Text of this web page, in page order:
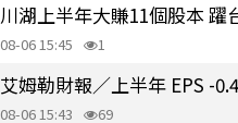
川湖上半年大賺11個股本 躍
08-06 15:45 1
艾姆勒財報／上半年 EPS -
08-06 15:43 69